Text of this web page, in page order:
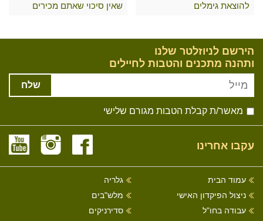
להוצאת גימלים
שאין סיכוי שאתם מכירים
הירשם לניוזלטר שלנו
ותהנה מתכנים והטבות לחיילים
שלח
מאשר/ת קבלת הטבות מגורם שלישי
עקבו אחרינו
עמוד הבית
ניצול הפיקדון האישי
עבודה בחו"ל
גלריה
מלש"בים
סדירניקים